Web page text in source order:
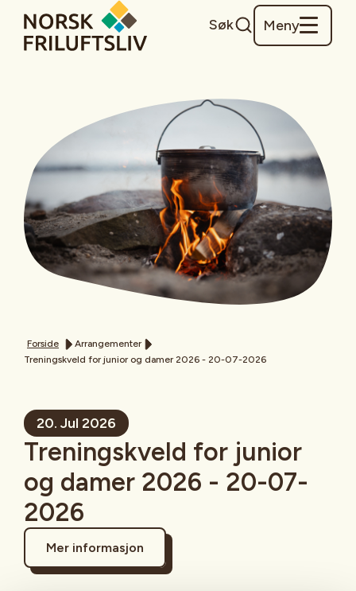
Søk Meny
Forside
Arrangementer
Treningskveld for junior og damer 2026 - 20-07-2026
20. Jul 2026
Treningskveld for junior
og damer 2026 - 20-07-
2026
Mer informasjon